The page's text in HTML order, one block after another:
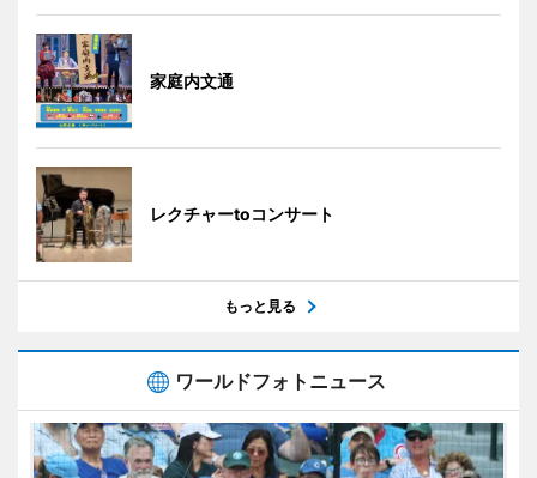
家庭内文通
レクチャーtoコンサート
もっと見る
ワールドフォトニュース